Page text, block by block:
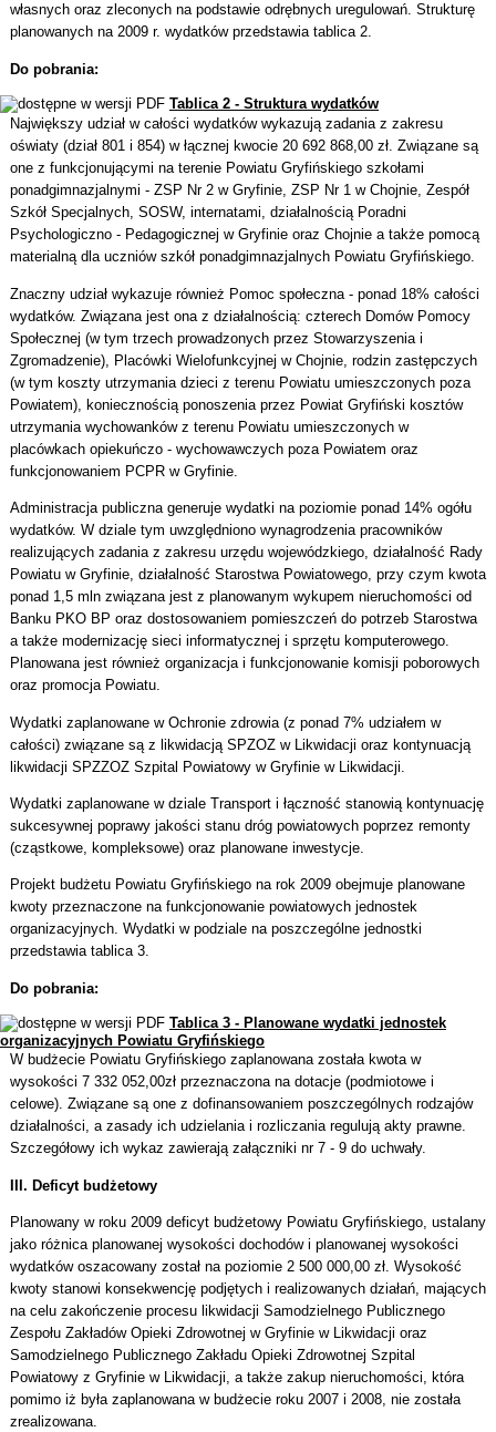
własnych oraz zleconych na podstawie odrębnych uregulowań. Strukturę
planowanych na 2009 r. wydatków przedstawia tablica 2.
Do pobrania:
Tablica 2 - Struktura wydatków
Największy udział w całości wydatków wykazują zadania z zakresu
oświaty (dział 801 i 854) w łącznej kwocie 20 692 868,00 zł. Związane są
one z funkcjonującymi na terenie Powiatu Gryfińskiego szkołami
ponadgimnazjalnymi - ZSP Nr 2 w Gryfinie, ZSP Nr 1 w Chojnie, Zespół
Szkół Specjalnych, SOSW, internatami, działalnością Poradni
Psychologiczno - Pedagogicznej w Gryfinie oraz Chojnie a także pomocą
materialną dla uczniów szkół ponadgimnazjalnych Powiatu Gryfińskiego.
Znaczny udział wykazuje również Pomoc społeczna - ponad 18% całości
wydatków. Związana jest ona z działalnością: czterech Domów Pomocy
Społecznej (w tym trzech prowadzonych przez Stowarzyszenia i
Zgromadzenie), Placówki Wielofunkcyjnej w Chojnie, rodzin zastępczych
(w tym koszty utrzymania dzieci z terenu Powiatu umieszczonych poza
Powiatem), koniecznością ponoszenia przez Powiat Gryfiński kosztów
utrzymania wychowanków z terenu Powiatu umieszczonych w
placówkach opiekuńczo - wychowawczych poza Powiatem oraz
funkcjonowaniem PCPR w Gryfinie.
Administracja publiczna generuje wydatki na poziomie ponad 14% ogółu
wydatków. W dziale tym uwzględniono wynagrodzenia pracowników
realizujących zadania z zakresu urzędu wojewódzkiego, działalność Rady
Powiatu w Gryfinie, działalność Starostwa Powiatowego, przy czym kwota
ponad 1,5 mln związana jest z planowanym wykupem nieruchomości od
Banku PKO BP oraz dostosowaniem pomieszczeń do potrzeb Starostwa
a także modernizację sieci informatycznej i sprzętu komputerowego.
Planowana jest również organizacja i funkcjonowanie komisji poborowych
oraz promocja Powiatu.
Wydatki zaplanowane w Ochronie zdrowia (z ponad 7% udziałem w
całości) związane są z likwidacją SPZOZ w Likwidacji oraz kontynuacją
likwidacji SPZZOZ Szpital Powiatowy w Gryfinie w Likwidacji.
Wydatki zaplanowane w dziale Transport i łączność stanowią kontynuację
sukcesywnej poprawy jakości stanu dróg powiatowych poprzez remonty
(cząstkowe, kompleksowe) oraz planowane inwestycje.
Projekt budżetu Powiatu Gryfińskiego na rok 2009 obejmuje planowane
kwoty przeznaczone na funkcjonowanie powiatowych jednostek
organizacyjnych. Wydatki w podziale na poszczególne jednostki
przedstawia tablica 3.
Do pobrania:
Tablica 3 - Planowane wydatki jednostek
organizacyjnych Powiatu Gryfińskiego
W budżecie Powiatu Gryfińskiego zaplanowana została kwota w
wysokości 7 332 052,00zł przeznaczona na dotacje (podmiotowe i
celowe). Związane są one z dofinansowaniem poszczególnych rodzajów
działalności, a zasady ich udzielania i rozliczania regulują akty prawne.
Szczegółowy ich wykaz zawierają załączniki nr 7 - 9 do uchwały.
III. Deficyt budżetowy
Planowany w roku 2009 deficyt budżetowy Powiatu Gryfińskiego, ustalany
jako różnica planowanej wysokości dochodów i planowanej wysokości
wydatków oszacowany został na poziomie 2 500 000,00 zł. Wysokość
kwoty stanowi konsekwencję podjętych i realizowanych działań, mających
na celu zakończenie procesu likwidacji Samodzielnego Publicznego
Zespołu Zakładów Opieki Zdrowotnej w Gryfinie w Likwidacji oraz
Samodzielnego Publicznego Zakładu Opieki Zdrowotnej Szpital
Powiatowy z Gryfinie w Likwidacji, a także zakup nieruchomości, która
pomimo iż była zaplanowana w budżecie roku 2007 i 2008, nie została
zrealizowana.